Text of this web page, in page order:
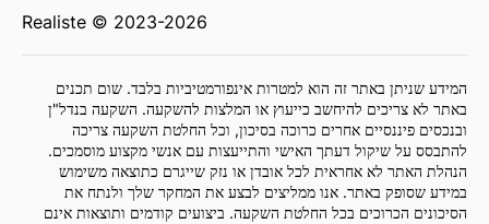
Realiste © 2023-2026
המידע שניתן באתר זה הוא למטרות אינפורמטיביות בלבד. שום תכנים
באתר לא צריכים להיחשב כייעוץ או המלצות להשקעה. השקעה בנדל"ן
ובנכסים פיננסיים אחרים כרוכה בסיכון, וכל החלטת השקעה צריכה
להתבסס על שיקול דעתך האישי והתייעצות עם אנשי מקצוע מוסמכים.
הנהלת האתר לא אחראית לכל אובדן או נזק שייגרם כתוצאה משימוש
במידע שסופק באתר. אנו ממליצים לבצע את המחקר שלך ולנתח את
הסיכונים הכרוכים בכל החלטת השקעה. ביצועים קודמים ותוצאות אינם